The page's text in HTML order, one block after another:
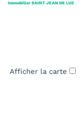
Immobilier SAINT JEAN DE LUZ
Afficher la carte